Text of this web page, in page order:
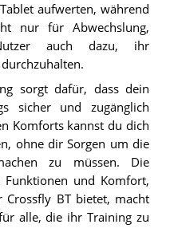
aufwerten, während
nur für Abwechslung,
auch dazu, ihr
sorgt dafür, dass dein
sicher und zugänglich
Komforts kannst du dich
ohne dir Sorgen um die
zu müssen. Die
und Komfort,
Crossfly BT bietet, macht
alle, die ihr Training zu